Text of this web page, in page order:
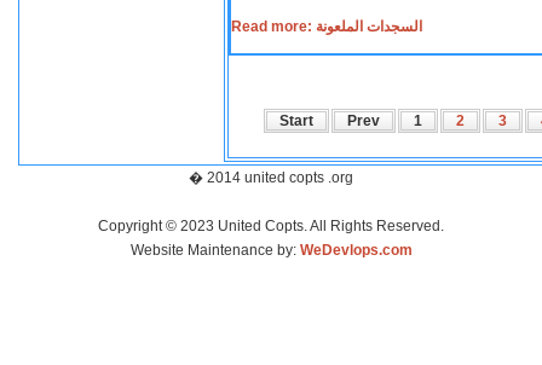
Read more: السجدات الملعونة
Start Prev 1 2 3
� 2014 united copts .org
Copyright © 2023 United Copts. All Rights Reserved.
Website Maintenance by: WeDevlops.com